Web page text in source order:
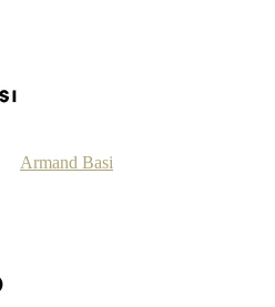
Armand Basi